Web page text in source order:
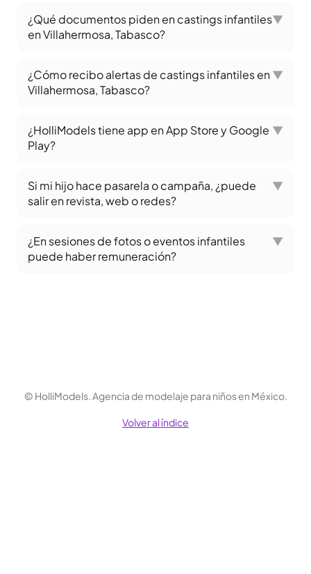
¿Qué documentos piden en castings infantiles
en Villahermosa, Tabasco?
▼
¿Cómo recibo alertas de castings infantiles en
Villahermosa, Tabasco?
▼
¿HolliModels tiene app en App Store y Google
Play?
▼
Si mi hijo hace pasarela o campaña, ¿puede
salir en revista, web o redes?
▼
¿En sesiones de fotos o eventos infantiles
puede haber remuneración?
▼
© HolliModels.Agencia de modelaje para niños en México.
Volver al índice